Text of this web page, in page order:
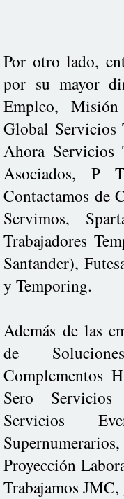
Por otro lado,
por su mayor
Empleo, Misión
Global Servicios
Ahora Servicios
Asociados, P
Contactamos de
Servimos,
Trabajadores
Santander),
y Temporing.
Además de las
de
Complementos
Sero Servicios
Servicios
Proyección
Trabajamos